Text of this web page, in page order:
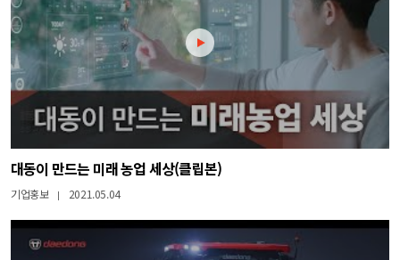
대동이 만드는 미래 농업 세상(클립본)
기업홍보 | 2021.05.04